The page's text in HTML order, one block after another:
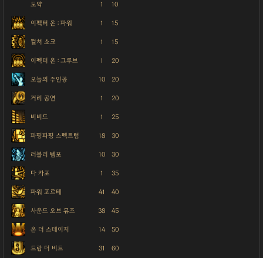
도약 1 10
이펙터 온 : 파워 1 15
컬쳐 쇼크 1 15
이펙터 온 : 그루브 1 20
오늘의 주인공 10 20
거리 공연 1 20
비비드 1 25
파핑파핑 스펙트럼 18 30
러블리 템포 10 30
다 카포 1 35
파워 포르테 41 40
사운드 오브 뮤즈 38 45
온 더 스테이지 14 50
드랍 더 비트 31 60